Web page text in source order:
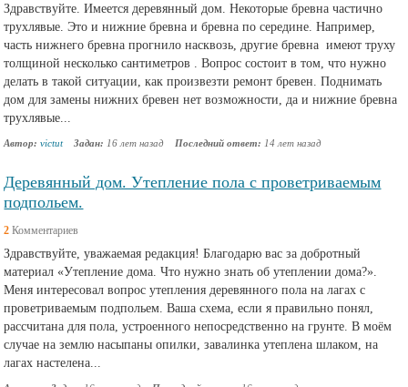
Здравствуйте. Имеется деревянный дом. Некоторые бревна частично
трухлявые. Это и нижние бревна и бревна по середине. Например,
часть нижнего бревна прогнило насквозь, другие бревна имеют труху
толщиной несколько сантиметров . Вопрос состоит в том, что нужно
делать в такой ситуации, как произвезти ремонт бревен. Поднимать
дом для замены нижних бревен нет возможности, да и нижние бревна
трухлявые...
Автор: victut Задан: 16 лет назад Последний ответ: 14 лет назад
Деревянный дом. Утепление пола с проветриваемым
подпольем.
2 Комментариев
Здравствуйте, уважаемая редакция! Благодарю вас за добротный
материал «Утепление дома. Что нужно знать об утеплении дома?».
Меня интересовал вопрос утепления деревянного пола на лагах с
проветриваемым подпольем. Ваша схема, если я правильно понял,
рассчитана для пола, устроенного непосредственно на грунте. В моём
случае на землю насыпаны опилки, завалинка утеплена шлаком, на
лагах настелена...